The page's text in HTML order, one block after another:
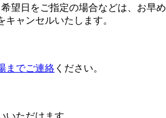
日をご指定の場合などは、お早
ャンセルいたします。
までご連絡 ください。
ただけます。